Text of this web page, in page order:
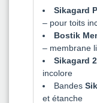
Sikagard
– pour toits
Bostik
– membrane
Sikagard
incolore
Bandes
et étanche